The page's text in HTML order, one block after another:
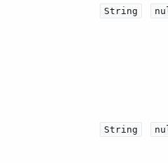
String
String